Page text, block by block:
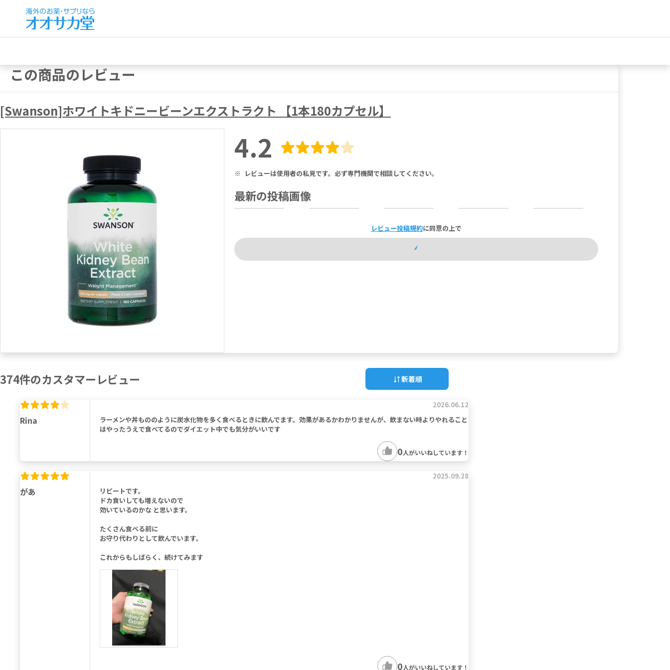
この商品のレビュー
[Swanson]ホワイトキドニービーンエクストラクト 【1本180カプセル】
4.2
※ レビューは使用者の私見です。必ず専門機関で相談してください。
最新の投稿画像
レビュー投稿規約に同意の上で
374件のカスタマーレビュー 新着順
Rina
2026.06.12
ラーメンや丼もののように炭水化物を多く食べるときに飲んでます。効果があるかわかりませんが、飲まない時よりやれること
はやったうえで食べてるのでダイエット中でも気分がいいです
0人がいいねしています！
があ
2025.09.28
リピートです。
ドカ食いしても増えないので
効いているのかな と思います。
たくさん食べる前に
お守り代わりとして飲んでいます。
これからもしばらく、続けてみます
0人がいいねしています！